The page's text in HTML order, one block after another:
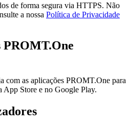
de forma segura via HTTPS. Não
a nossa Política de Privacidade
PROMT.One
com as aplicações PROMT.One para
Store e no Google Play.